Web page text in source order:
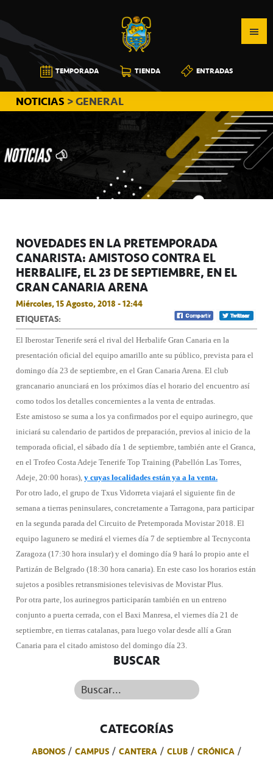
a
la
navegación
principal
al
contenido
principal
a
la
barra
lateral
principal
CB
CANARIAS
TEMPORADA TIENDA ENTRADAS
NOTICIAS > GENERAL
NOVEDADES EN LA PRETEMPORADA
CANARISTA: AMISTOSO CONTRA EL
HERBALIFE, EL 23 DE SEPTIEMBRE, EN EL
GRAN CANARIA ARENA
Miércoles, 15 Agosto, 2018 - 12:44
ETIQUETAS:
El Iberostar Tenerife será el rival del Herbalife Gran Canaria en la
presentación oficial del equipo amarillo ante su público, prevista para el
domingo día 23 de septiembre, en el Gran Canaria Arena. El club
grancanario anunciará en los próximos días el horario del encuentro así
como todos los detalles concernientes a la venta de entradas.
Este amistoso se suma a los ya confirmados por el equipo aurinegro, que
iniciará su calendario de partidos de preparación, previos al inicio de la
temporada oficial, el sábado día 1 de septiembre, también ante el Granca,
en el Trofeo Costa Adeje Tenerife Top Training (Pabellón Las Torres,
Adeje, 20:00 horas), y cuyas localidades están ya a la venta.
Por otro lado, el grupo de Txus Vidorreta viajará el siguiente fin de
semana a tierras peninsulares, concretamente a Tarragona, para participar
en la segunda parada del Circuito de Pretemporada Movistar 2018. El
equipo lagunero se medirá el viernes día 7 de septiembre al Tecnyconta
Zaragoza (17:30 hora insular) y el domingo día 9 hará lo propio ante el
Partizán de Belgrado (18:30 hora canaria). En este caso los horarios están
sujetos a posibles retransmisiones televisivas de Movistar Plus.
Por otra parte, los aurinegros participarán también en un entreno
conjunto a puerta cerrada, con el Baxi Manresa, el viernes día 21 de
septiembre, en tierras catalanas, para luego volar desde allí a Gran
Canaria para el citado amistoso del domingo día 23.
BUSCAR
Buscar...
CATEGORÍAS
ABONOS CAMPUS CANTERA CLUB
CRÓNICA